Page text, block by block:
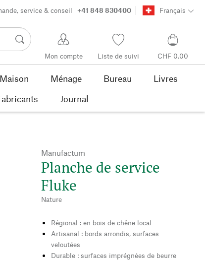
service & conseil +41 848 830400 Français
Mon compte Liste de suivi CHF 0.00
Maison Ménage Bureau
Livres
Journal
Manufactum
Planche de service
Fluke
Nature
Régional : en bois de chêne local
Artisanal : bords arrondis, surfaces
veloutées
Durable : surfaces imprégnées de beurre